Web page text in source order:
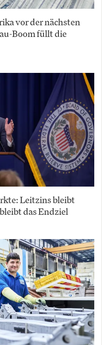
vor der nächsten
Boom füllt die
Leitzins bleibt
das Endziel